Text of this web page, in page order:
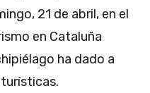
21 de abril, en el
en Cataluña
ha dado a